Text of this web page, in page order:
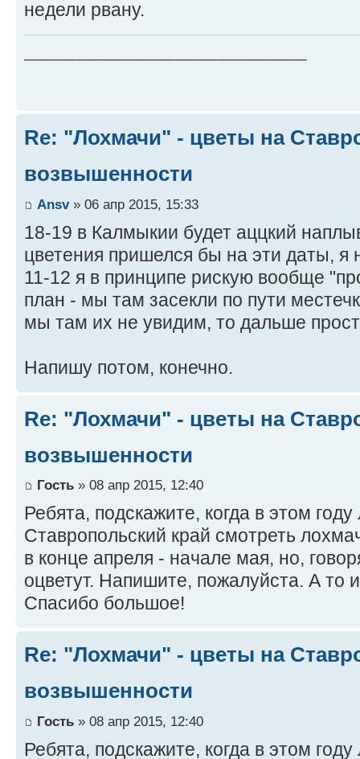
недели рвану.
Re: "Лохмачи" - цветы на
возвышенности
Ansv» 06 апр 2015, 15:33
18-19 в Калмыкии будет аццкий
цветения пришелся бы на эти даты, я
11-12 я в принципе рискую вообще
план - мы там засекли по пути
мы там их не увидим, то дальше
Напишу потом, конечно.
Re: "Лохмачи" - цветы на
возвышенности
Гость » 08 апр 2015, 12:40
Ребята, подскажите, когда в этом
Ставропольский край смотреть
в конце апреля - начале мая, но,
оцветут. Напишите, пожалуйста. А то
Спасибо большое!
Re: "Лохмачи" - цветы на
возвышенности
Гость » 08 апр 2015, 12:40
Ребята, подскажите, когда в этом